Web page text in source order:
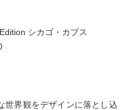
シカゴ・カブス
世界観をデザインに落とし込